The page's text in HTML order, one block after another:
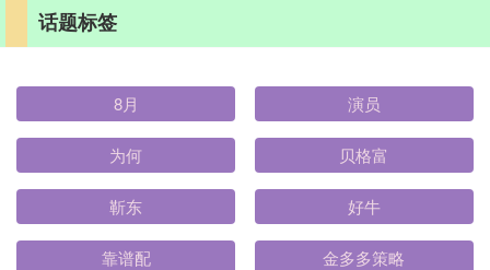
话题标签
8月 演员
为何 贝格富
靳东 好牛
靠谱配 金多多策略